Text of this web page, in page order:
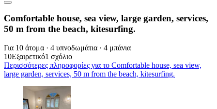
Comfortable house, sea view, large garden, services,
50 m from the beach, kitesurfing.
Για 10 άτομα · 4 υπνοδωμάτια · 4 μπάνια
10Εξαιρετικό1 σχόλιο
Περισσότερες πληροφορίες για το Comfortable house, sea view,
large garden, services, 50 m from the beach, kitesurfing.